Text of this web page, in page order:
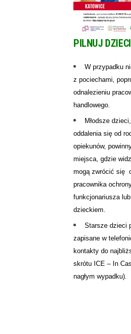
PILNUJ
W przypadku
z pociechami,
odnalezieniu
handlowego.
Młodsze
oddalenia się od
opiekunów,
miejsca, gdzie
mogą zwrócić się
pracownika
funkcjonariusza
dzieckiem.
Starsze dzieci
zapisane w
kontakty do
skrótu ICE – In
nagłym wypadku).